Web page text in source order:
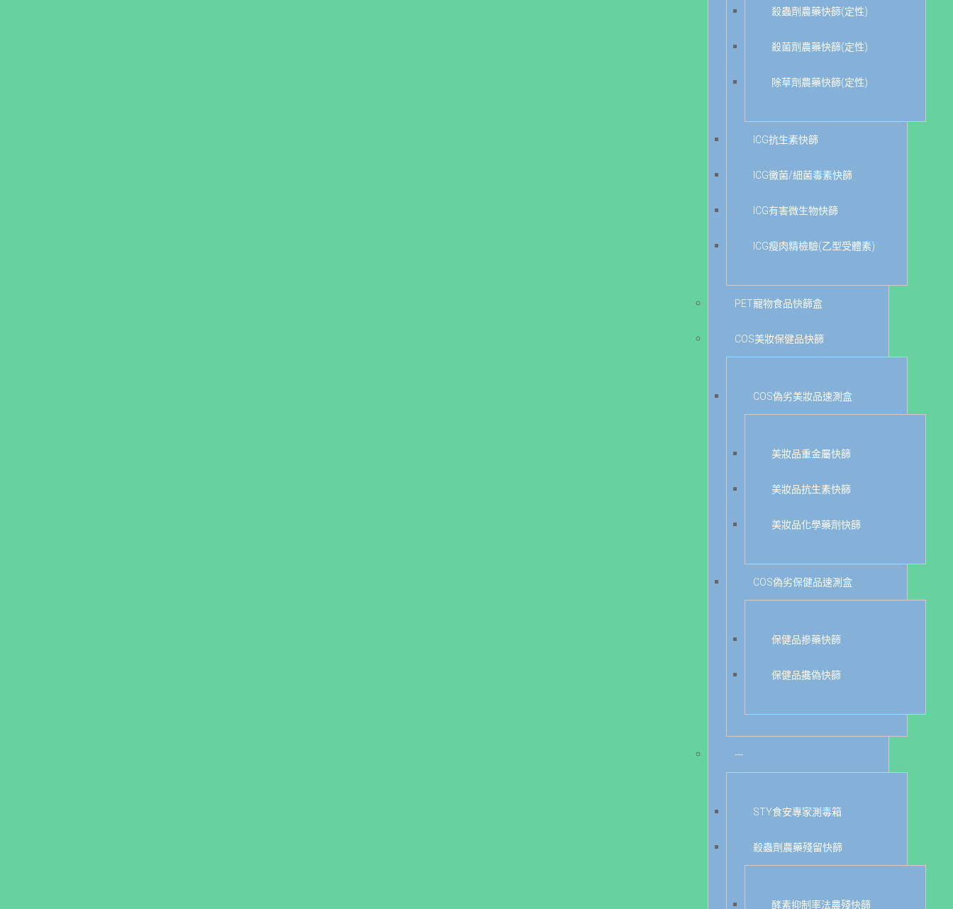
殺蟲劑農藥快篩(定性)
殺菌劑農藥快篩(定性)
除草劑農藥快篩(定性)
ICG抗生素快篩
ICG黴菌/細菌毒素快篩
ICG有害微生物快篩
ICG瘦肉精檢驗(乙型受體素)
PET寵物食品快篩盒
COS美妝保健品快篩
COS偽劣美妝品速測盒
美妝品重金屬快篩
美妝品抗生素快篩
美妝品化學藥劑快篩
COS偽劣保健品速測盒
保健品摻藥快篩
保健品攙偽快篩
---
STY食安專家測毒箱
殺蟲劑農藥殘留快篩
酵素抑制率法農殘快篩